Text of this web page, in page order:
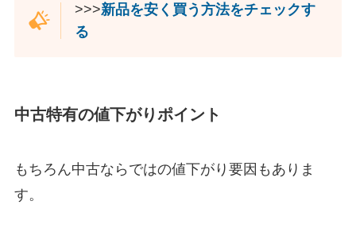
>>>新品を安く買う方法をチェックす
る
中古特有の値下がりポイント
もちろん中古ならではの値下がり要因もありま
す。